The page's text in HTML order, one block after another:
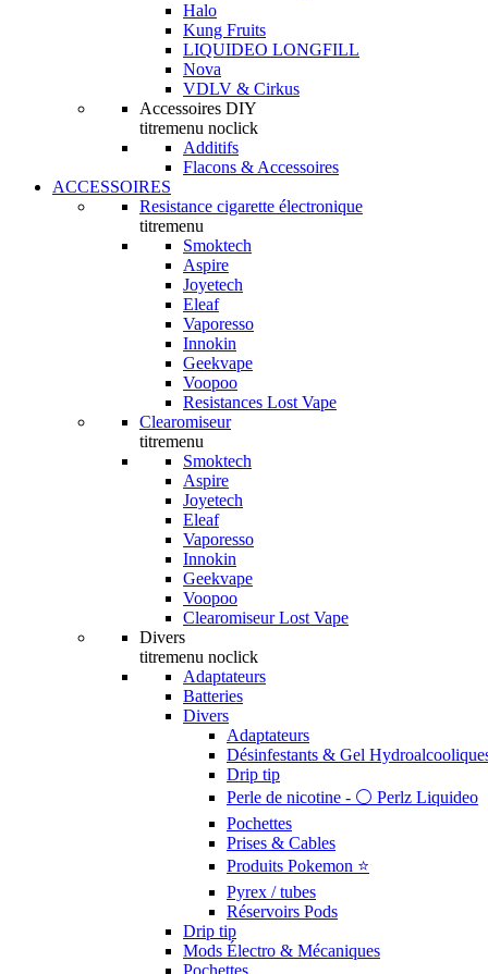
Halo
Kung Fruits
LIQUIDEO LONGFILL
Nova
VDLV & Cirkus
Accessoires DIY
titremenu noclick
Additifs
Flacons & Accessoires
ACCESSOIRES
Resistance cigarette électronique
titremenu
Smoktech
Aspire
Joyetech
Eleaf
Vaporesso
Innokin
Geekvape
Voopoo
Resistances Lost Vape
Clearomiseur
titremenu
Smoktech
Aspire
Joyetech
Eleaf
Vaporesso
Innokin
Geekvape
Voopoo
Clearomiseur Lost Vape
Divers
titremenu noclick
Adaptateurs
Batteries
Divers
Adaptateurs
Désinfestants & Gel
Drip tip
Perle de nicotine - ⚪️ Perlz Liquideo
Pochettes
Prises & Cables
Produits Pokemon ⭐️
Pyrex / tubes
Réservoirs Pods
Drip tip
Mods Électro & Mécaniques
Pochettes